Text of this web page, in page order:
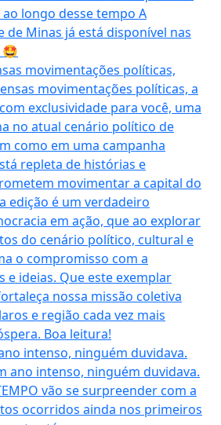
movimentações políticas,
intenso, ninguém duvidava.